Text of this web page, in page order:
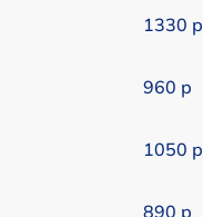
1330 р
960 р
1050 р
890 р